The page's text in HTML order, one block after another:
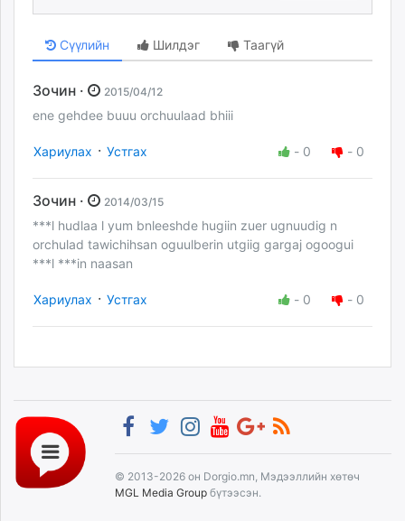
Сүүлийн Шилдэг Таагүй
Зочин · 2015/04/12
ene gehdee buuu orchuulaad bhiii
Хариулах · Устгах - 0 - 0
Зочин · 2014/03/15
***l hudlaa l yum bnleeshde hugiin zuer ugnuudig n
orchulad tawichihsan oguulberin utgiig gargaj ogoogui
***l ***in naasan
Хариулах · Устгах - 0 - 0
© 2013-2026 он Dorgio.mn, Мэдээллийн хөтөч
MGL Media Group бүтээсэн.